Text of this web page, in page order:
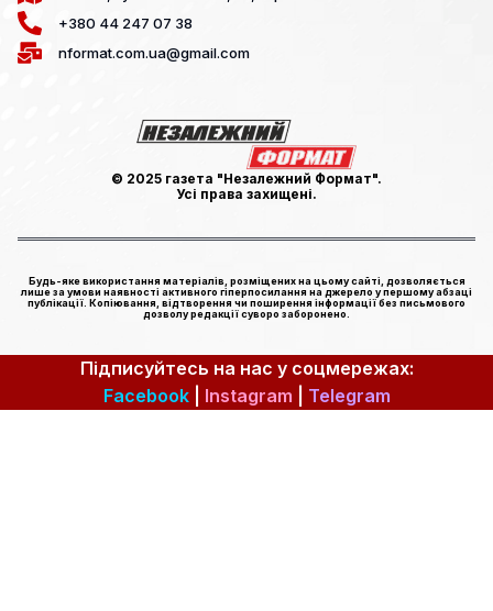
+380 44 247 07 38
nformat.com.ua@gmail.com
© 2025 газета "Незалежний Формат".
Усі права захищені.
Будь-яке використання матеріалів, розміщених на цьому сайті, дозволяється
лише за умови наявності активного гіперпосилання на джерело у першому абзаці
публікації. Копіювання, відтворення чи поширення інформації без письмового
дозволу редакції суворо заборонено.
Підписуйтесь на нас у соцмережах:
Facebook| Instagram Telegram